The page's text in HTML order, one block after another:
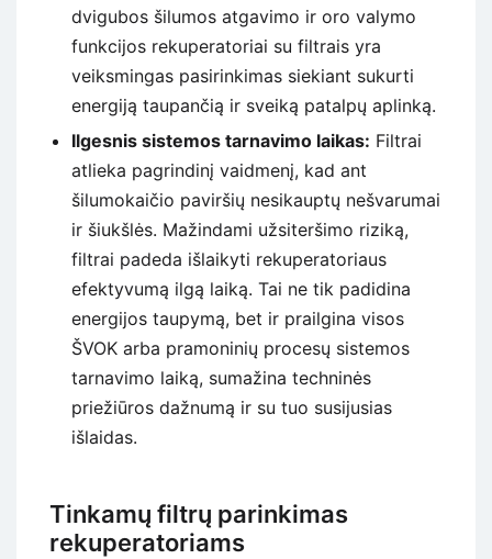
dvigubos šilumos atgavimo ir oro valymo
funkcijos rekuperatoriai su filtrais yra
veiksmingas pasirinkimas siekiant sukurti
energiją taupančią ir sveiką patalpų aplinką.
Ilgesnis sistemos tarnavimo laikas: Filtrai
atlieka pagrindinį vaidmenį, kad ant
šilumokaičio paviršių nesikauptų nešvarumai
ir šiukšlės. Mažindami užsiteršimo riziką,
filtrai padeda išlaikyti rekuperatoriaus
efektyvumą ilgą laiką. Tai ne tik padidina
energijos taupymą, bet ir prailgina visos
ŠVOK arba pramoninių procesų sistemos
tarnavimo laiką, sumažina techninės
priežiūros dažnumą ir su tuo susijusias
išlaidas.
Tinkamų filtrų parinkimas
rekuperatoriams